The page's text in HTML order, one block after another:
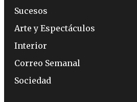
Sucesos
Arte y Espectáculos
Interior
Correo Semanal
Sociedad